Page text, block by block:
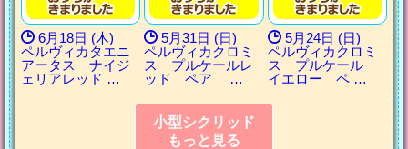
6月18日 (木)
ペルヴィカタエニ
アータス ナイジ
ェリアレッド …
5月31日 (日)
ペルヴィカクロミ
ス プルケールレ
ッド ペア …
5月24日 (日)
ペルヴィカクロミ
ス プルケール
イエロー ペ …
小型シクリッド
もっと見る